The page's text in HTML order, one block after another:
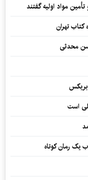
مواد اولیه گفتند
کتاب تهران
محدثی
بریکس
است